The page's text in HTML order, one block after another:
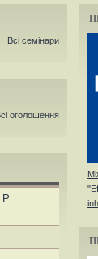
Всі семінари
оголошення